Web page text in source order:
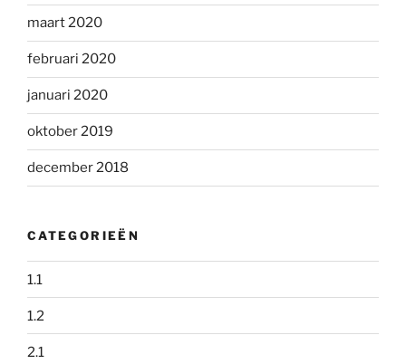
maart 2020
februari 2020
januari 2020
oktober 2019
december 2018
CATEGORIEËN
1.1
1.2
2.1